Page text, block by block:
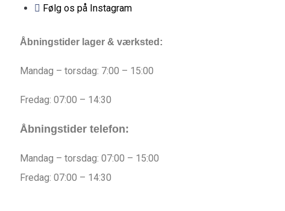
Følg os på Instagram
Åbningstider lager & værksted:
Mandag – torsdag: 7:00 – 15:00
Fredag: 07:00 – 14:30
Åbningstider telefon:
Mandag – torsdag: 07:00 – 15:00
Fredag: 07:00 – 14:30